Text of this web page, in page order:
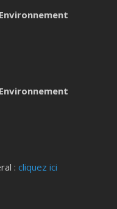
: cliquez ici